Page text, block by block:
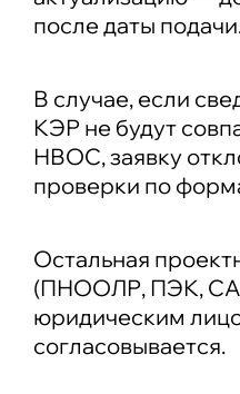
после даты
В случае, если
КЭР не будут
НВОС, заявку
проверки по
Остальная
(ПНООЛР, ПЭК,
юридическим
согласовывается.